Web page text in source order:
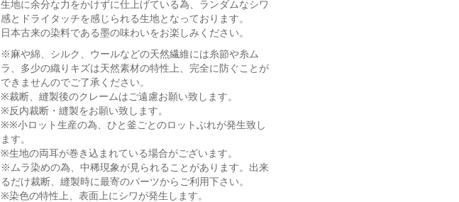
生地に余分な力をかけずに仕上げている為、ランダムなシワ
感とドライタッチを感じられる生地となっております。
日本古来の染料である墨の味わいをお楽しみください。
※麻や綿、シルク、ウールなどの天然繊維には糸節や糸ム
ラ、多少の織りキズは天然素材の特性上、完全に防ぐことが
できませんのでご了承ください。
※裁断、縫製後のクレームはご遠慮お願い致します。
※反内裁断・縫製をお願い致します。
※※小ロット生産の為、ひと釜ごとのロットぶれが発生致し
ます。
※生地の両耳が巻き込まれている場合がございます。
※ムラ染めの為、中稀現象が見られることがあります。出来
るだけ裁断、縫製時に最寄のパーツからご利用下さい。
※染色の特性上、表面上にシワが発生します。